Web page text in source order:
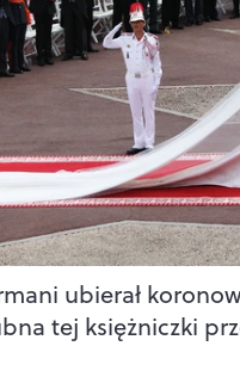
ubierał
tej księżniczki